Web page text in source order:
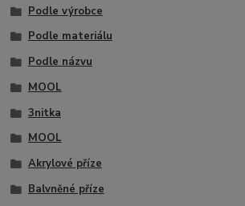
Podle výrobce
Podle materiálu
Podle názvu
MOOL
3nitka
MOOL
Akrylové příze
Balvněné příze